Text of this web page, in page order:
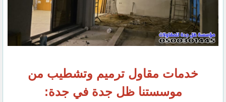
خدمات مقاول ترميم وتشطيب من
موسستنا ظل جدة في جدة: